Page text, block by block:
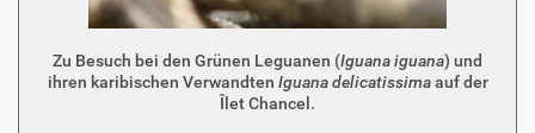
Zu Besuch bei den Grünen Leguanen (Iguana iguana) und
ihren karibischen Verwandten Iguana delicatissimaauf der
Îlet Chancel.